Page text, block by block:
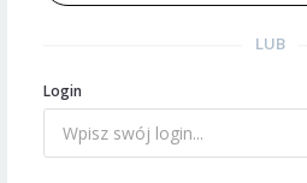
LUB
Login